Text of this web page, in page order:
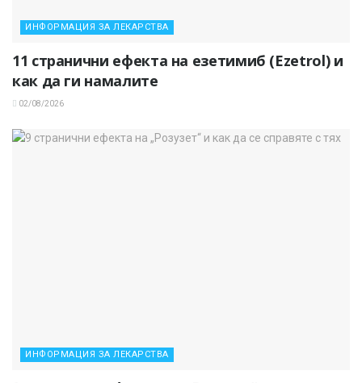
ИНФОРМАЦИЯ ЗА ЛЕКАРСТВА
11 странични ефекта на езетимиб (Ezetrol) и
как да ги намалите
02/08/2026
ИНФОРМАЦИЯ ЗА ЛЕКАРСТВА